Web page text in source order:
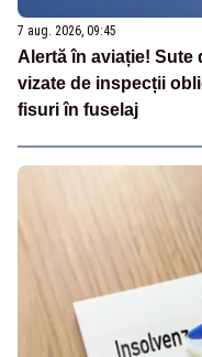
7 aug. 2026, 09:45
Alertă în aviație! Sute
vizate de inspecții
fisuri în fuselaj